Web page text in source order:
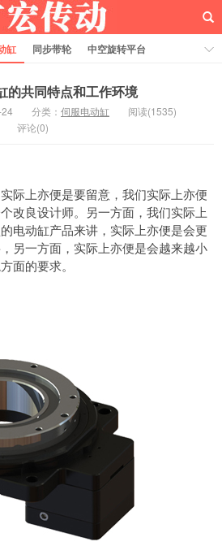
缸 同步带轮
中空旋转平台
的共同特点和工作环境
分类： 伺服电动缸
阅读(1535)
评论(0)
际上亦便是要留意，我们实际上亦便
改良设计师。另一方面，我们实际上
电动缸产品来讲，实际上亦便是会更
另一方面，实际上亦便是会越来越小
面的要求。